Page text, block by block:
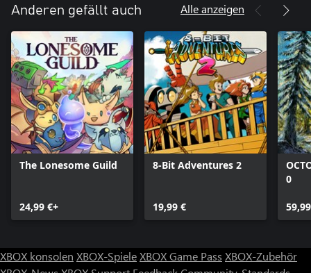
Anderen gefällt auch Alle anzeigen
The Lonesome Guild
24,99 €+
8-Bit Adventures 2
19,99 €
0
XBOX konsolen XBOX-SpieleXBOX Game Pass XBOX-Zubehör